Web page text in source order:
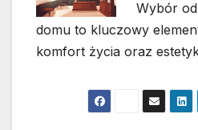
Wybór
domu to kluczowy
komfort życia oraz